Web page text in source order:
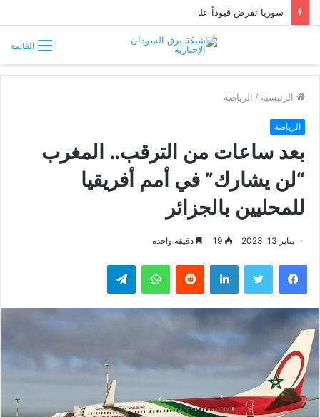
القائمة
الرئيسية / الرياضة
الرياضة
بعد ساعات من الترقب.. المغرب
“لن يشارك” في أمم أفريقيا
للمحليين بالجزائر
يناير 13, 2023 19 دقيقة واحدة
فيسبوك تويتر لينكدإن واتساب تيلقرام